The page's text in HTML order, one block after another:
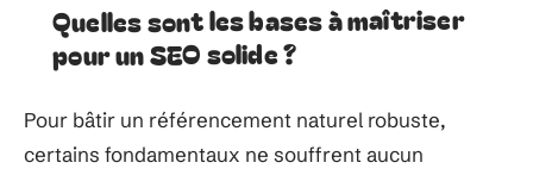
Quelles sont les bases à maîtriser
pour un SEO solide ?
Pour bâtir un référencement naturel robuste,
certains fondamentaux ne souffrent aucun